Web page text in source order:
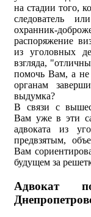
на стадии того,
следователь
охранник-
распоряжение
из уголовных
взгляда,
помочь Вам, а не
органам
выдумка?
В связи с
Вам уже в эти
адвоката из
предвзятым,
Вам
будущем за
Адвокат